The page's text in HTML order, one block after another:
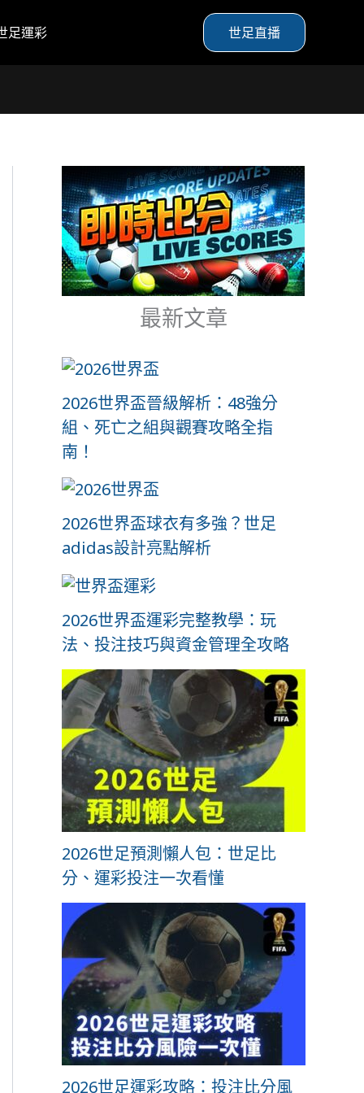
足運彩 世足直播
最新文章
2026世界盃晉級解析：48強分
組、死亡之組與觀賽攻略全指
南！
2026世界盃球衣有多強？世足
adidas設計亮點解析
2026世界盃運彩完整教學：玩
法、投注技巧與資金管理全攻略
2026世足預測懶人包：世足比
分、運彩投注一次看懂
2026世足運彩攻略：投注比分風